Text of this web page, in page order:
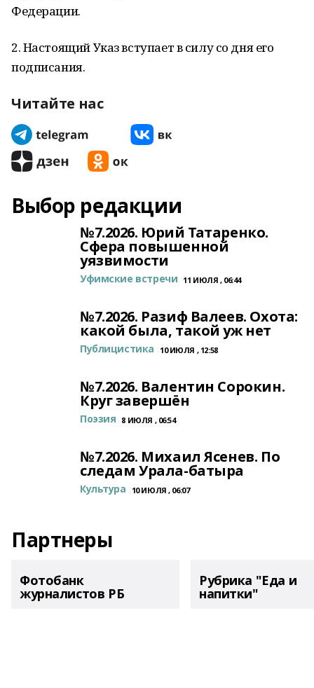
Федерации.
2. Настоящий Указ вступает в силу со дня его
подписания.
Читайте нас
Выбор редакции
№7.2026. Юрий Татаренко.
Сфера повышенной
уязвимости
Уфимские встречи 11 ИЮЛЯ , 06:44
№7.2026. Разиф Валеев. Охота:
какой была, такой уж нет
Публицистика 10 ИЮЛЯ , 12:58
№7.2026. Валентин Сорокин.
Круг завершён
Поэзия 8 ИЮЛЯ , 06:54
№7.2026. Михаил Ясенев. По
следам Урала-батыра
Культура 10 ИЮЛЯ , 06:07
Партнеры
Фотобанк
журналистов РБ
Рубрика "Еда и
напитки"